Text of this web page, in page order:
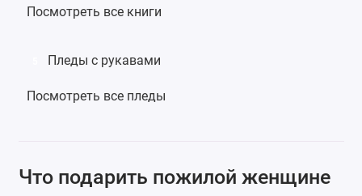
Посмотреть все книги
Пледы с рукавами
Посмотреть все пледы
Что подарить пожилой женщине